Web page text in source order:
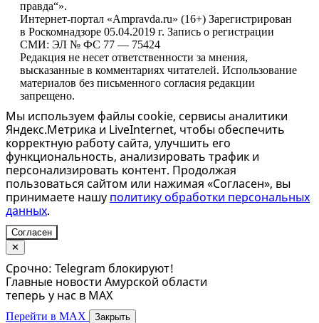
правда“».
Интернет-портал «Ampravda.ru» (16+) Зарегистрирован
в Роскомнадзоре 05.04.2019 г. Запись о регистрации
СМИ: ЭЛ № ФС 77 — 75424
Редакция не несет ответственности за мнения,
высказанные в комментариях читателей. Использование
материалов без письменного согласия редакции
запрещено.
Мы используем файлы cookie, сервисы аналитики
Яндекс.Метрика и LiveInternet, чтобы обеспечить
корректную работу сайта, улучшить его
функциональность, анализировать трафик и
персонализировать контент. Продолжая
пользоваться сайтом или нажимая «Согласен», вы
принимаете нашу политику обработки персональных
данных.
Согласен
✕
Срочно: Telegram блокируют!
Главные новости Амурской области
теперь у нас в MAX
Перейти в MAX Закрыть